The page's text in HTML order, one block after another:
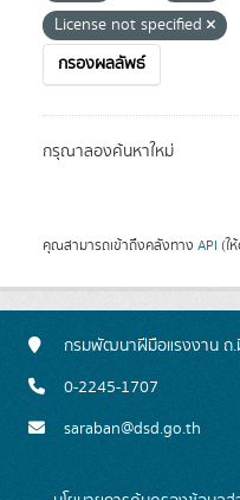
License not specified
กรองผลลัพธ์
กรุณาลองค้นหาใหม่
คุณสามารถเข้าถึงคลังทาง API (ใ
กรมพัฒนาฝีมือแรงงาน ถ.
0-2245-1707
saraban@dsd.go.th